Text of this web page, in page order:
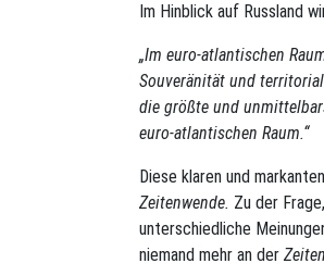
Im Hinblick auf Russland
„Im euro-atlantischen
Souveränität und
die größte und
euro-atlantischen Raum.“
Diese klaren und
Zeitenwende. Zu der
unterschiedliche
niemand mehr an der